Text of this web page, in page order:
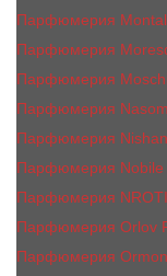
Парфюмерия
Парфюмерия
Парфюмерия
Парфюмерия
Парфюмерия
Парфюмерия Nobile
Парфюмерия
Парфюмерия Orlov
Парфюмерия